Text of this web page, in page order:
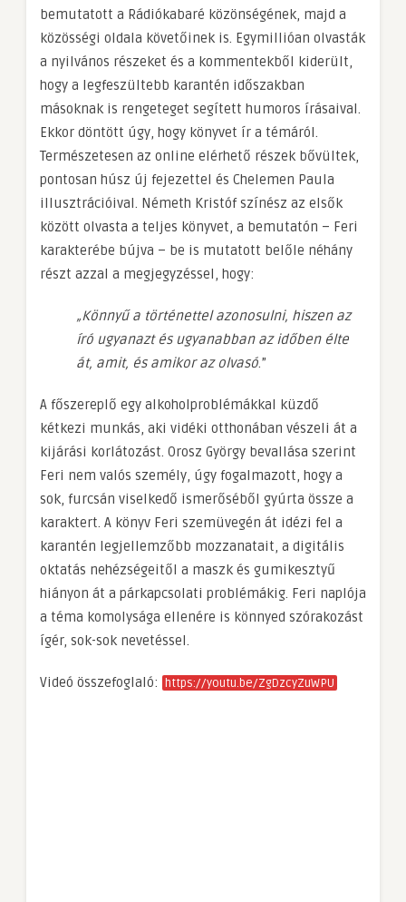
bemutatott a Rádiókabaré közönségének, majd a
közösségi oldala követőinek is. Egymillióan olvasták
a nyilvános részeket és a kommentekből kiderült,
hogy a legfeszültebb karantén időszakban
másoknak is rengeteget segített humoros írásaival.
Ekkor döntött úgy, hogy könyvet ír a témáról.
Természetesen az online elérhető részek bővültek,
pontosan húsz új fejezettel és Chelemen Paula
illusztrációival. Németh Kristóf színész az elsők
között olvasta a teljes könyvet, a bemutatón – Feri
karakterébe bújva – be is mutatott belőle néhány
részt azzal a megjegyzéssel, hogy:
„Könnyű a történettel azonosulni, hiszen az
író ugyanazt és ugyanabban az időben élte
át, amit, és amikor az olvasó.”
A főszereplő egy alkoholproblémákkal küzdő
kétkezi munkás, aki vidéki otthonában vészeli át a
kijárási korlátozást. Orosz György bevallása szerint
Feri nem valós személy, úgy fogalmazott, hogy a
sok, furcsán viselkedő ismerőséből gyúrta össze a
karaktert. A könyv Feri szemüvegén át idézi fel a
karantén legjellemzőbb mozzanatait, a digitális
oktatás nehézségeitől a maszk és gumikesztyű
hiányon át a párkapcsolati problémákig. Feri naplója
a téma komolysága ellenére is könnyed szórakozást
ígér, sok-sok nevetéssel.
Videó összefoglaló: https://youtu.be/ZgDzcyZuWPU